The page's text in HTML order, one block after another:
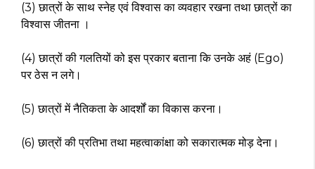
(3) छात्रों के साथ स्नेह एवं विश्वास का व्यवहार रखना तथा छात्रों का
विश्वास जीतना ।
(4) छात्रों की गलतियों को इस प्रकार बताना कि उनके अहं (Ego)
पर ठेस न लगे।
(5) छात्रों में नैतिकता के आदर्शों का विकास करना।
(6) छात्रों की प्रतिभा तथा महत्वाकांक्षा को सकारात्मक मोड़ देना।